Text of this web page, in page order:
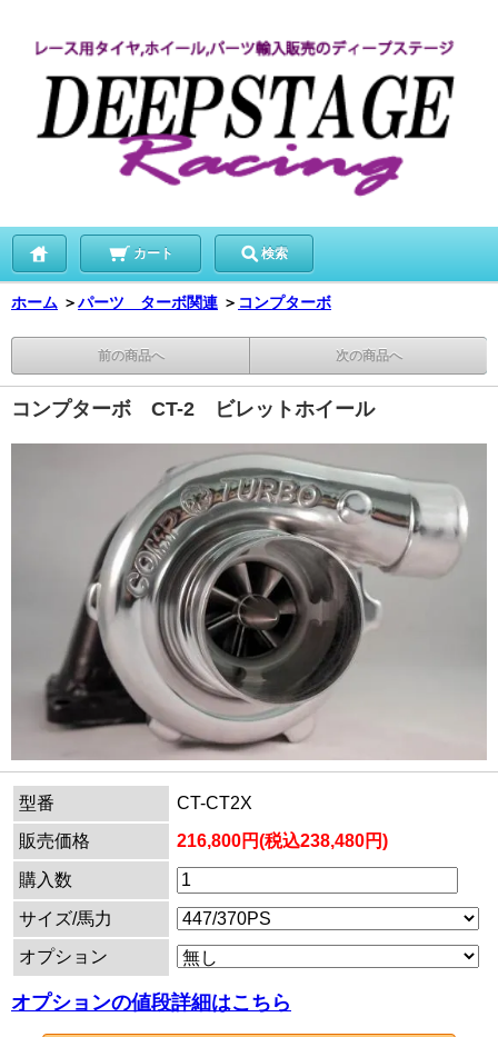
カート 検索
ホーム ＞パーツ ターボ関連 ＞ コンプターボ
前の商品へ 次の商品へ
コンプターボ CT-2 ビレットホイール
型番
CT-CT2X
販売価格
216,800円(税込238,480円)
購入数
サイズ/馬力
オプション
オプションの値段詳細はこちら